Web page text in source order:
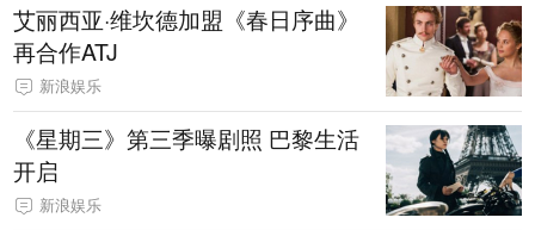
艾丽西亚·维坎德加盟《春日序曲》
再合作ATJ
新浪娱乐
《星期三》第三季曝剧照 巴黎生活
开启
新浪娱乐